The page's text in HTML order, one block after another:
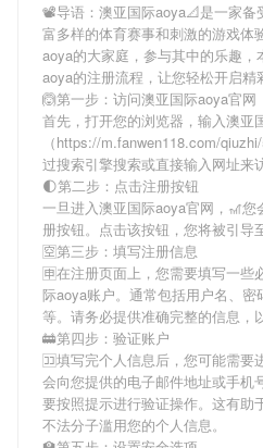
📽导语： 澳亚国际aoya📐是一家备
富多样的体育赛事和刺激的游戏体
aoya的大家庭，参与其中的乐趣，
aoya的注册流程，让您轻松开启精
🙆第一步：访问澳亚国际aoya官网
首先，打开您的浏览器，输入澳亚
（https://m.fanwen118.com/
过搜索引擎搜索或直接输入网址来
🌓第二步：点击注册按钮
一旦进入澳亚国际aoya官网，🎢您
册按钮。点击该按钮，您将被引导
🈳第三步：填写注册信息
🈸在注册页面上，您需要填写一些
际aoya账户。通常包括用户名、
等。请务必提供准确完整的信息，
🚋第四步：验证账户
🈁填写完个人信息后，您可能需要
会向您提供的电子邮件地址或手机
要按照提示进行验证操作。这有助
不法分子滥用您的个人信息。